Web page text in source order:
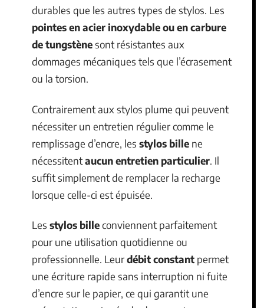
durables que les autres types de stylos. Les
pointes en acier inoxydable ou en carbure
de tungstènesont résistantes aux
dommages mécaniques tels que l’écrasement
ou la torsion.
Contrairement aux stylos plume qui peuvent
nécessiter un entretien régulier comme le
remplissage d’encre, les stylos bille ne
nécessitentaucun entretien particulier. Il
suffit simplement de remplacer la recharge
lorsque celle-ci est épuisée.
Les stylos billeconviennent parfaitement
pour une utilisation quotidienne ou
professionnelle. Leurdébit constant permet
une écriture rapide sans interruption ni fuite
d’encre sur le papier, ce qui garantit une